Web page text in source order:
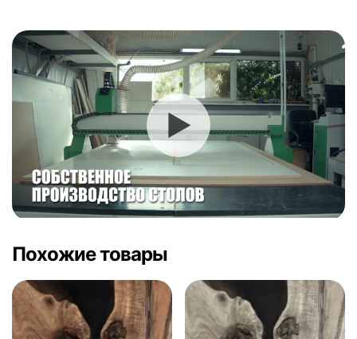
Похожие товары